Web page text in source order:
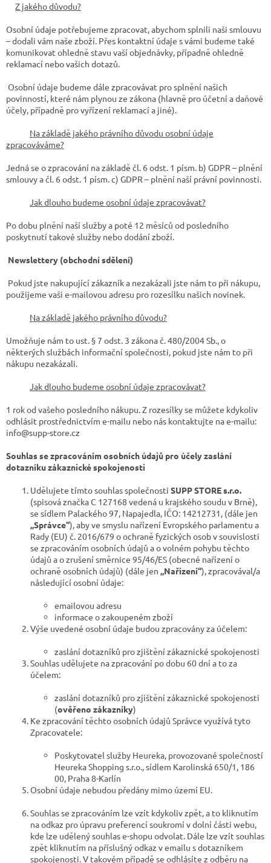
Z jakého důvodu?
Osobní údaje potřebujeme zpracovat, abychom splnili naši smlouvu
– dodali vám naše zboží. Přes kontaktní údaje s vámi budeme také
komunikovat ohledně stavu vaší objednávky, případně ohledně
reklamací nebo vašich dotazů.
Osobní údaje budeme dále zpracovávat pro splnění našich
povinností, které nám plynou ze zákona (hlavně pro účetní a daňové
účely, případně pro vyřízení reklamací a jiné).
Na základě jakého právního důvodu osobní údaje
zpracováváme?
Jedná se o zpracování na základě čl. 6 odst. 1 písm. b) GDPR – plnění
smlouvy a čl. 6 odst. 1 písm. c) GDPR – plnění naší právní povinnosti.
Jak dlouho budeme osobní údaje zpracovávat?
Po dobu plnění naší služby a poté 12 měsíců od posledního
poskytnutí takové služby nebo dodání zboží.
Newslettery (obchodní sdělení)
Pokud jste nakupující zákazník a nezakázali jste nám to při nákupu,
použijeme vaši e-mailovou adresu pro rozesílku našich novinek.
Na základě jakého právního důvodu?
Umožňuje nám to ust. § 7 odst. 3 zákona č. 480/2004 Sb., o
některých službách informační společnosti, pokud jste nám to při
nákupu nezakázali.
Jak dlouho budeme osobní údaje zpracovávat?
1 rok od vašeho posledního nákupu. Z rozesílky se můžete kdykoliv
odhlásit prostřednictvím e-mailu nebo nás kontaktujte na e-mailu:
info@supp-store.cz
Souhlas se zpracováním osobních údajů pro účely zaslání
dotazníku zákaznické spokojenosti
Udělujete tímto souhlas společnosti SUPP STORE s.r.o.
(spisová značka C 127168 vedená u krajského soudu v Brně),
se sídlem Palackého 97, Napajedla, IČO: 14212731, (dále jen
„Správce“), aby ve smyslu nařízení Evropského parlamentu a
Rady (EU) č. 2016/679 o ochraně fyzických osob v souvislosti
se zpracováním osobních údajů a o volném pohybu těchto
údajů a o zrušení směrnice 95/46/ES (obecné nařízení o
ochraně osobních údajů) (dále jen „Nařízení“), zpracovával/a
následující osobní údaje:
emailovou adresu
informace o zakoupeném zboží
Výše uvedené osobní údaje budou zpracovány za účelem:
zaslání dotazníků pro zjištění zákaznické spokojenosti
Souhlas udělujete na zpracování po dobu 60 dní a to za
účelem:
zaslání dotazníků pro zjištění zákaznické spokojenosti
(ověřeno zákazníky)
Ke zpracování těchto osobních údajů Správce využívá tyto
Zpracovatele:
Poskytovatel služby Heureka, provozované společností
Heureka Shopping s.r.o., sídlem Karolinská 650/1, 186
00, Praha 8-Karlín
Osobní údaje nebudou předány mimo území EU.
Souhlas se zpracováním lze vzít kdykoliv zpět, a to kliknutím
na odkaz pro úpravu preferencí soukromí v dolní části webu,
kde lze udělený souhlas e-shopu odvolat. Dále lze vzít souhlas
zpět kliknutím na příslušný odkaz v emailu s dotazníkem
spokojenosti. V takovém případě se odhlásíte z odběru na